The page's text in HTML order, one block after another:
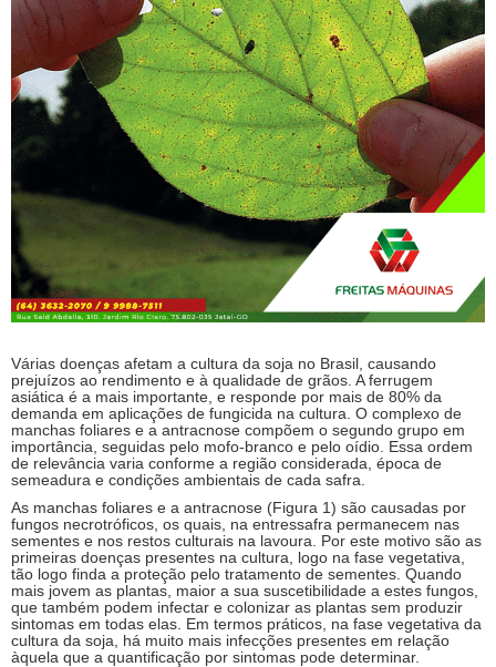
Várias doenças afetam a cultura da soja no Brasil, causando
prejuízos ao rendimento e à qualidade de grãos. A ferrugem
asiática é a mais importante, e responde por mais de 80% da
demanda em aplicações de fungicida na cultura. O complexo de
manchas foliares e a antracnose compõem o segundo grupo em
importância, seguidas pelo mofo-branco e pelo oídio. Essa ordem
de relevância varia conforme a região considerada, época de
semeadura e condições ambientais de cada safra.
As manchas foliares e a antracnose (Figura 1) são causadas por
fungos necrotróficos, os quais, na entressafra permanecem nas
sementes e nos restos culturais na lavoura. Por este motivo são as
primeiras doenças presentes na cultura, logo na fase vegetativa,
tão logo finda a proteção pelo tratamento de sementes. Quando
mais jovem as plantas, maior a sua suscetibilidade a estes fungos,
que também podem infectar e colonizar as plantas sem produzir
sintomas em todas elas. Em termos práticos, na fase vegetativa da
cultura da soja, há muito mais infecções presentes em relação
àquela que a quantificação por sintomas pode determinar.